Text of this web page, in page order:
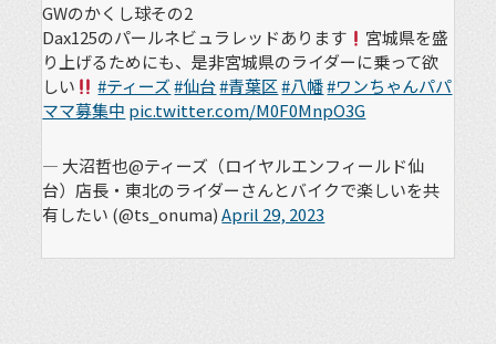
GWのかくし球その2
Dax125のパールネビュラレッドあります
宮城県を盛
り上げるためにも、是非宮城県のライダーに乗って欲
しい
#ティーズ#仙台#青葉区#八幡#ワンちゃんパパ
ママ募集中 pic.twitter.com/M0F0MnpO3G
— 大沼哲也@ティーズ（ロイヤルエンフィールド仙
台）店長・東北のライダーさんとバイクで楽しいを共
有したい (@ts_onuma)April 29, 2023